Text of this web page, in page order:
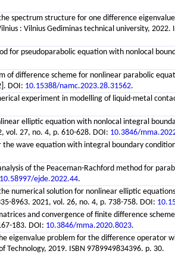
spectrum structure for one difference
: Vilnius Gediminas technical university,
for pseudoparabolic equation with nonlocal
of difference scheme for nonlinear parabolic
DOI: 10.15388/namc.2023.28.31562.
experiment in modelling of liquid-metal
elliptic equation with nonlocal integral
vol. 27, no. 4, p. 610-628. DOI: 10.3846/
wave equation with integral boundary
of the Peaceman-Rachford method for
10.58997/ejde.2022.44.
numerical solution for nonlinear elliptic
8963. 2021, vol. 26, no. 4, p. 738-758. DOI:
and convergence of finite difference
183. DOI: 10.3846/mma.2020.8023.
eigenvalue problem for the difference operator
Technology, 2019. ISBN 9789949834396. p. 30.